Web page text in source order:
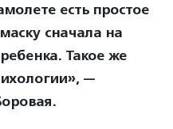
есть простое
сначала на
Такое же
—